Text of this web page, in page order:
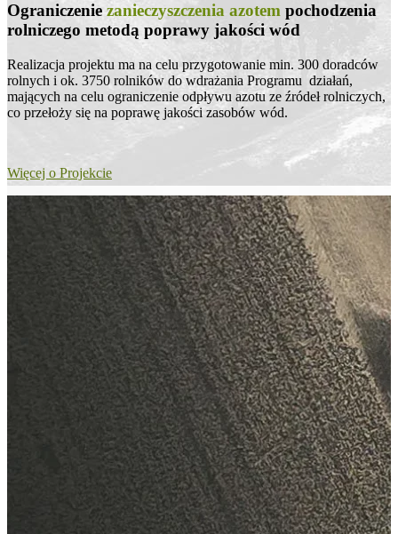
Ograniczenie zanieczyszczenia azotem pochodzenia
rolniczego metodą poprawy jakości wód
Realizacja projektu ma na celu przygotowanie min. 300 doradców
rolnych i ok. 3750 rolników do wdrażania Programu działań,
mających na celu ograniczenie odpływu azotu ze źródeł rolniczych,
co przełoży się na poprawę jakości zasobów wód.
Więcej o Projekcie